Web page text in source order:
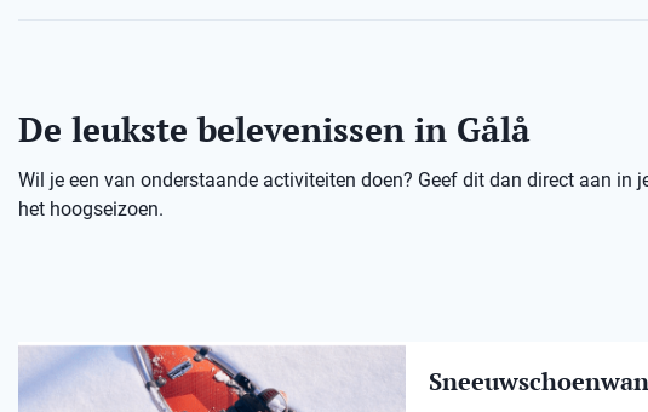
De leukste belevenissen in Gålå
Wil je een van onderstaande activiteiten doen? Geef dit dan direct aan
het hoogseizoen.